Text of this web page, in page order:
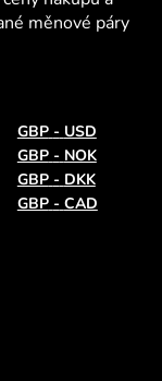
měnové páry
GBP - USD
GBP - NOK
GBP - DKK
GBP - CAD